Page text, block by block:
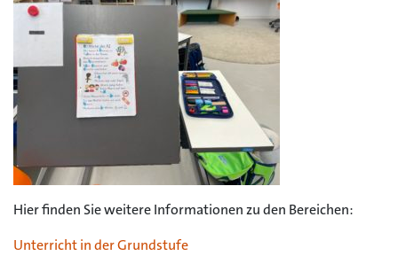
Hier finden Sie weitere Informationen zu den Bereichen:
Unterricht in der Grundstufe